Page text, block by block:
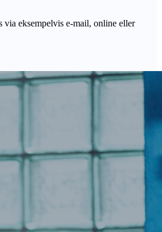
via eksempelvis e-mail, online eller